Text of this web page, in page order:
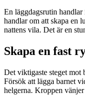
En läggdagsrutin handlar
handlar om att skapa en
nattens vila. Det är en
Skapa en fast
Det viktigaste steget mot
Försök att lägga barnet
helgerna. Kroppen